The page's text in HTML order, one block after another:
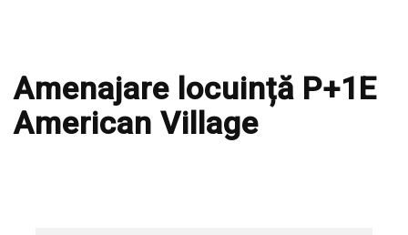
Amenajare locuință P+1E
American Village